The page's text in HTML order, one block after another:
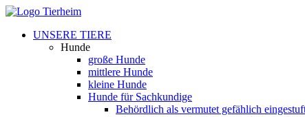
UNSERE TIERE
Hunde
große Hunde
mittlere Hunde
kleine Hunde
Hunde für Sachkundige
Behördlich als vermutet gefählich